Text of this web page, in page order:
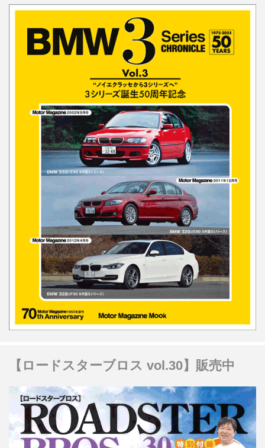
【ロードスターブロス vol.30】販売中